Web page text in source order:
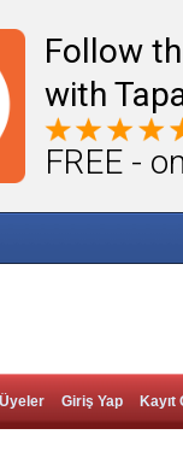
Follow
with
FREE -
Üyeler Giriş Yap Kayıt